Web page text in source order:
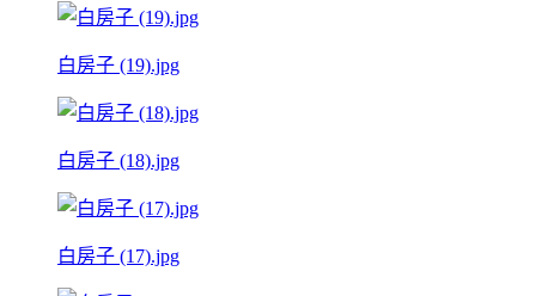
白房子 (19).jpg
白房子 (18).jpg
白房子 (17).jpg